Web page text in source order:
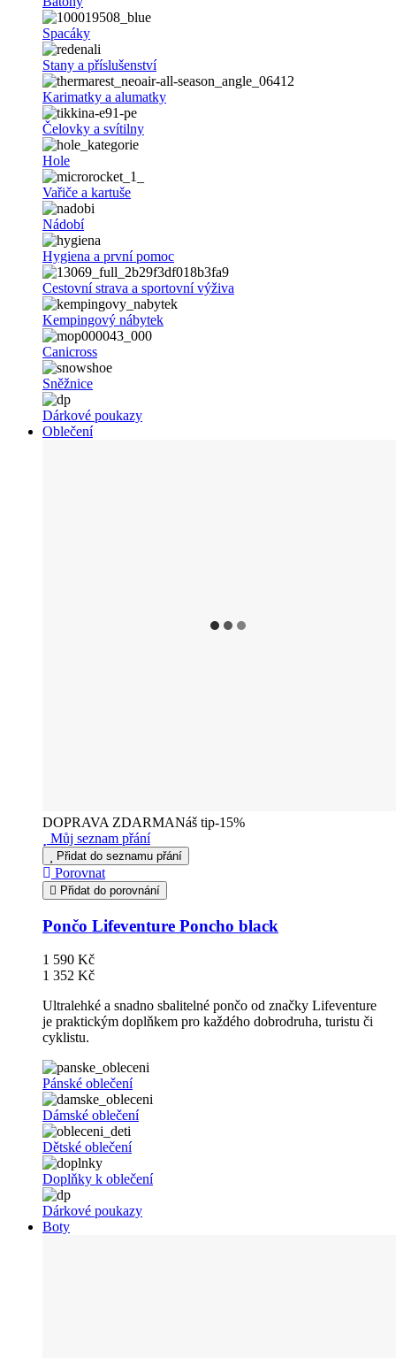
Spacáky
Stany a příslušenství
Karimatky a alumatky
Čelovky a svítilny
Hole
Vařiče a kartuše
Nádobí
Hygiena a první pomoc
Cestovní strava a sportovní výživa
Kempingový nábytek
Canicross
Sněžnice
Dárkové poukazy
Oblečení
DOPRAVA ZDARMANáš tip-15%
Můj seznam přání
Přidat do seznamu přání
Porovnat
Přidat do porovnání
Pončo Lifeventure Poncho black
1 590 Kč
1 352 Kč
Ultralehké a snadno sbalitelné pončo od značky Lifeventure
je praktickým doplňkem pro každého dobrodruha, turistu či
cyklistu.
Pánské oblečení
Dámské oblečení
Dětské oblečení
Doplňky k oblečení
Dárkové poukazy
Boty